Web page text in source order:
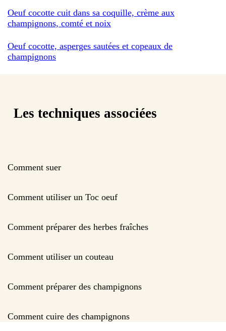
Oeuf cocotte cuit dans sa coquille, crème aux
champignons, comté et noix
Oeuf cocotte, asperges sautées et copeaux de
champignons
Les techniques associées
Comment suer
Comment utiliser un Toc oeuf
Comment préparer des herbes fraîches
Comment utiliser un couteau
Comment préparer des champignons
Comment cuire des champignons